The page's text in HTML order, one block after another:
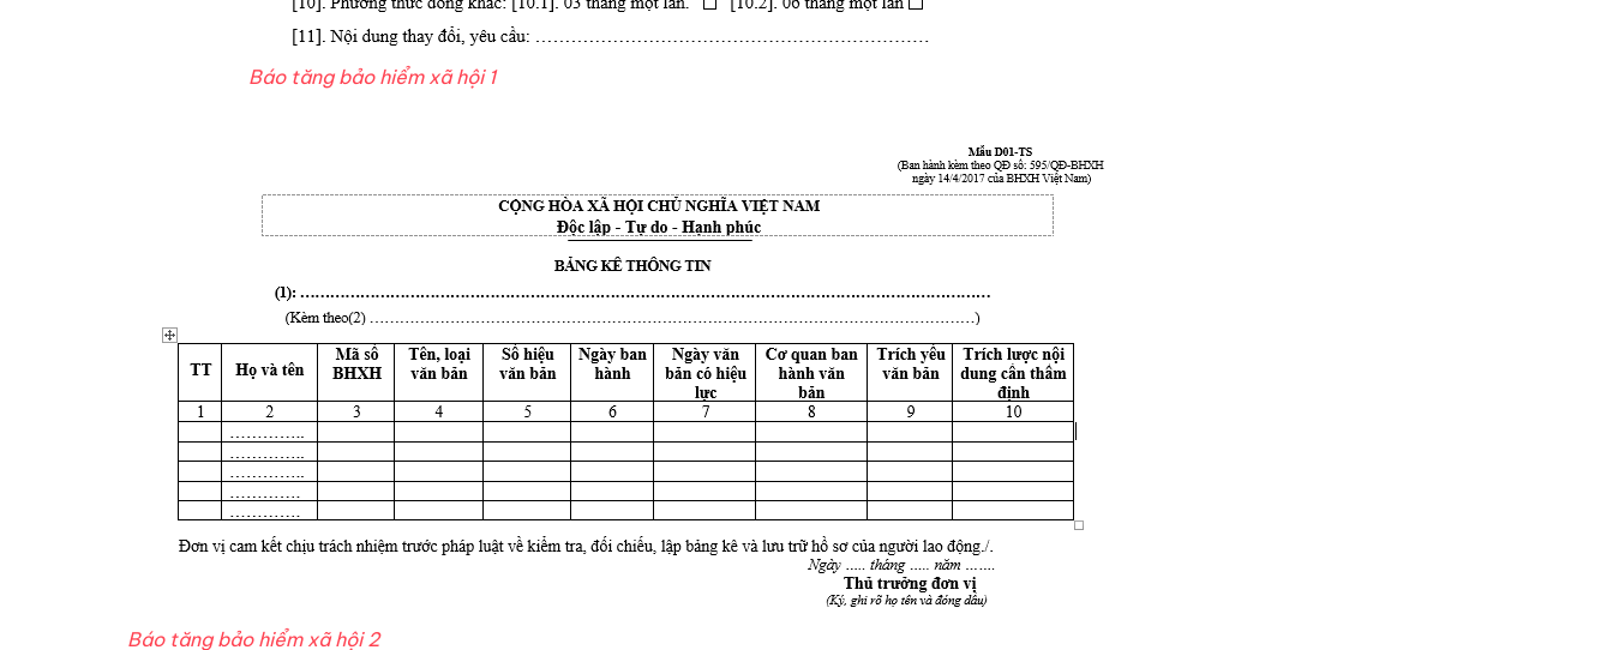
Báo tăng bảo hiểm xã hội 1
Báo tăng bảo hiểm xã hội 2